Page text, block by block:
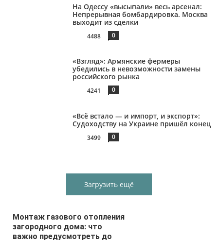
На Одессу «высыпали» весь арсенал:
Непрерывная бомбардировка. Москва
выходит из сделки
4488 0
«Взгляд»: Армянские фермеры
убедились в невозможности замены
российского рынка
4241 0
«Всё встало — и импорт, и экспорт»:
Судоходству на Украине пришёл конец
3499 0
Загрузить ещё
Монтаж газового отопления
загородного дома: что
важно предусмотреть до